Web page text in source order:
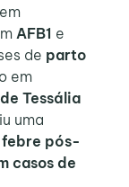
AFB1 e
de parto
em
Tessália
uma
febre pós-
casos de